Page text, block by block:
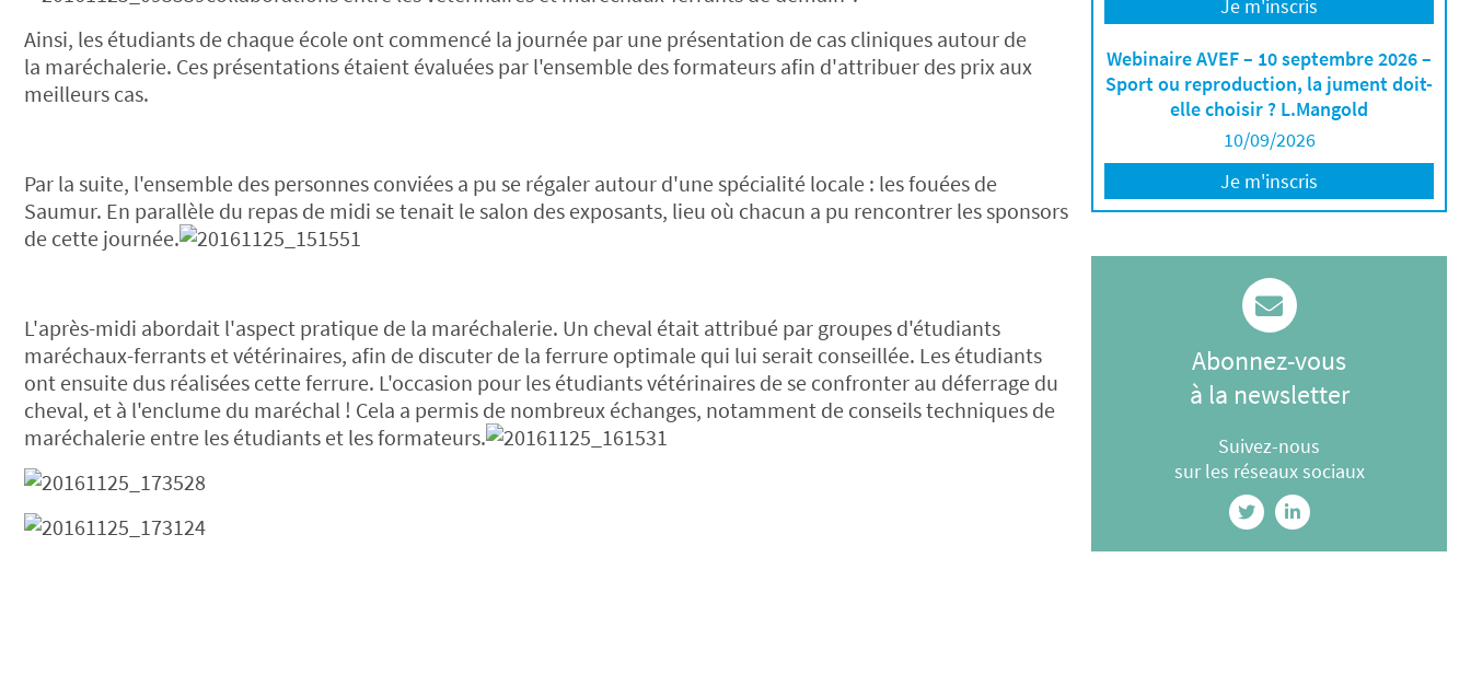
Ainsi, les étudiants de chaque école ont commencé la journée par une présentation de cas cliniques autour de
la maréchalerie. Ces présentations étaient évaluées par l'ensemble des formateurs afin d'attribuer des prix aux
meilleurs cas.
Par la suite, l'ensemble des personnes conviées a pu se régaler autour d'une spécialité locale : les fouées de
Saumur. En parallèle du repas de midi se tenait le salon des exposants, lieu où chacun a pu rencontrer les sponsors
de cette journée.
L'après-midi abordait l'aspect pratique de la maréchalerie. Un cheval était attribué par groupes d'étudiants
maréchaux-ferrants et vétérinaires, afin de discuter de la ferrure optimale qui lui serait conseillée. Les étudiants
ont ensuite dus réalisées cette ferrure. L'occasion pour les étudiants vétérinaires de se confronter au déferrage du
cheval, et à l'enclume du maréchal ! Cela a permis de nombreux échanges, notamment de conseils techniques de
maréchalerie entre les étudiants et les formateurs.
Je m'inscris
Webinaire AVEF – 10 septembre 2026 –
Sport ou reproduction, la jument doit-
elle choisir ? L.Mangold
10/09/2026
Je m'inscris
Abonnez-vous
à la newsletter
Suivez-nous
sur les réseaux sociaux